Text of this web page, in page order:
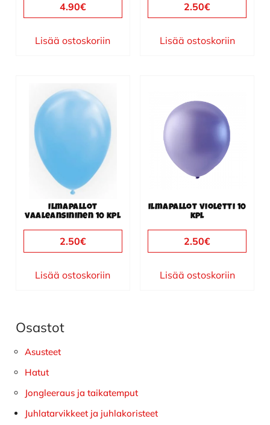
4.90€
Lisää ostoskoriin
2.50€
Lisää ostoskoriin
Ilmapallot
vaaleansininen 10 kpl
2.50€
Lisää ostoskoriin
Ilmapallot violetti 10
kpl
2.50€
Lisää ostoskoriin
Ensisijainen
sivupalkki
Osastot
Asusteet
Hatut
Jongleeraus ja taikatemput
Juhlatarvikkeet ja juhlakoristeet